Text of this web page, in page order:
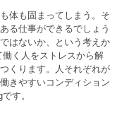
体も固まってしまう。そ
る仕事ができるでしょう
はないか、という考えか
く人をストレスから解
くります。人それぞれが
きやすいコンディション
す。